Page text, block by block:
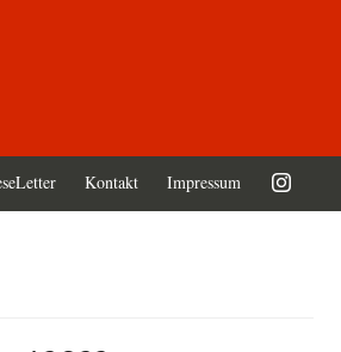
Kontakt Impressum